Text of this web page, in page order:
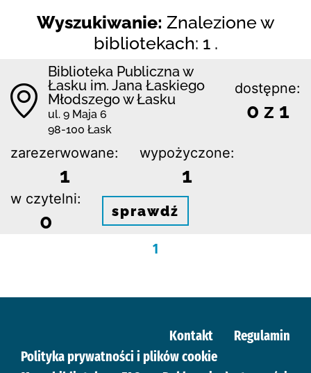
Wyszukiwanie: Znalezione w
bibliotekach: 1 .
Biblioteka Publiczna w
Łasku im. Jana Łaskiego
Młodszego w Łasku
ul. 9 Maja 6
98-100 Łask
dostępne:
0 z 1
zarezerwowane:
1
wypożyczone:
1
w czytelni:
0 sprawdź
1
Kontakt
Regulamin
Polityka prywatności i plików cookie